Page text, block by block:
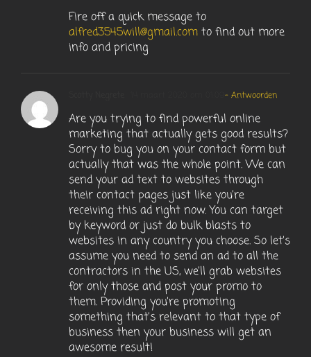
Fire off a quick message to
alfred3545will@gmail.com to find out more
info and pricing
- Antwoorden
Are you trying to find powerful online
marketing that actually gets good results?
Sorry to bug you on your contact form but
actually that was the whole point. We can
send your ad text to websites through
their contact pages just like you’re
receiving this ad right now. You can target
by keyword or just do bulk blasts to
websites in any country you choose. So let’s
assume you need to send an ad to all the
contractors in the US, we’ll grab websites
for only those and post your promo to
them. Providing you’re promoting
something that’s relevant to that type of
business then your business will get an
awesome result!